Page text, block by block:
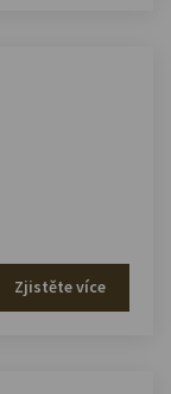
Zjistěte více